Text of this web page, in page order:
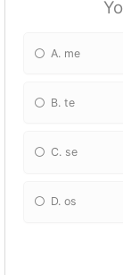
A. me
B. te
C. se
D. os